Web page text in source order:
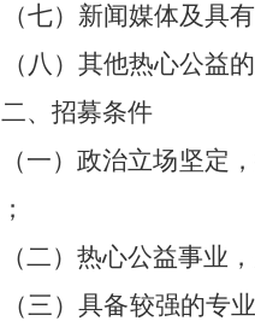
（七） 新闻媒体及具
（ 八 ）其他热心公益
二、招募条件
（一）政治立场坚定
；
（二）热心公益事业
（三）具备较强的专